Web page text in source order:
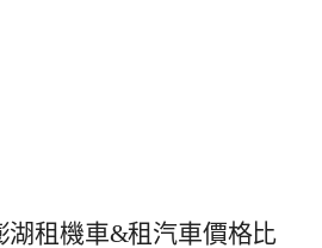
湖租機車&租汽車價格比